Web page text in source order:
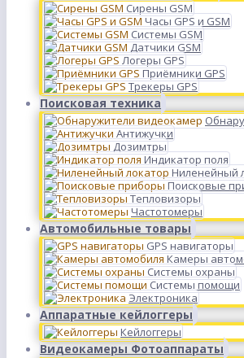
Сирены GSM
Часы GPS и GSM
Системы GSM
Датчики GSM
Логеры GPS
Приёмники GPS
Трекеры GPS
Поисковая техника
Антижучки
Дозимтры
Индикатор поля
Ниленейный
Поисковые
Тепловизоры
Частотомеры
Автомобильные товары
GPS навигаторы
Камеры
Системы охраны
Системы помощи
Электроника
Аппаратные кейлоггеры
Кейлоггеры
Видеокамеры Фотоаппараты